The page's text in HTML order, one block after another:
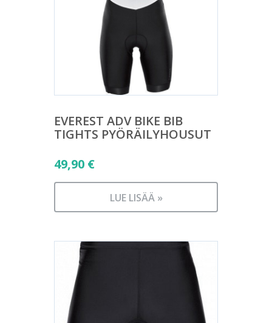
EVEREST ADV BIKE BIB
TIGHTS PYÖRÄILYHOUSUT
49,90 €
LUE LISÄÄ »